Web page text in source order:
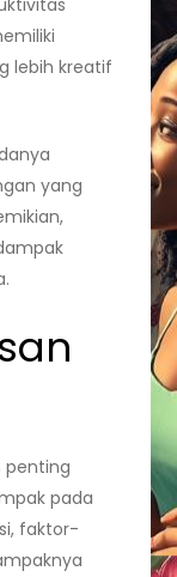
lebih kreatif
yang
penting
pada
faktor-